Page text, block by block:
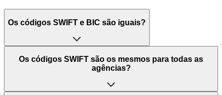
Os códigos SWIFT e BIC são iguais?
O acrónimo SWIFT significa "Society for Worldwide
Interbank Financial Telecommunication (Sociedade para
Mundiais)". Trata-se de uma rede mundial onde se
Os códigos SWIFT são os mesmos para todas as
agências?